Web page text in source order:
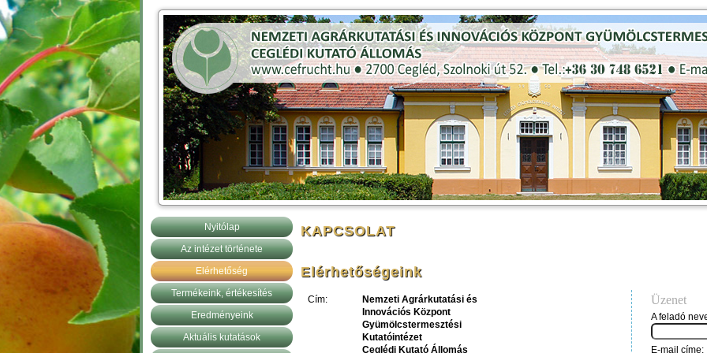
Nyitólap
Az intézet története
Elérhetőség
Termékeink, értékesítés
Eredményeink
Aktuális kutatások
KAPCSOLAT
Elérhetőségeink
Cím:
Nemzeti Agrárkutatási és
Innovációs Központ
Gyümölcstermesztési
Kutatóintézet
Ceglédi Kutató Állomás
Üzenet
A feladó
E-mail címe: